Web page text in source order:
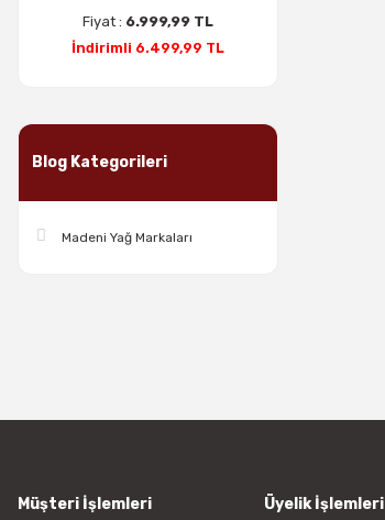
Fiyat : 6.999,99 TL
İndirimli 6.499,99 TL
Blog Kategorileri
Madeni Yağ Markaları
Müşteri İşlemleri Üyelik İşlemleri